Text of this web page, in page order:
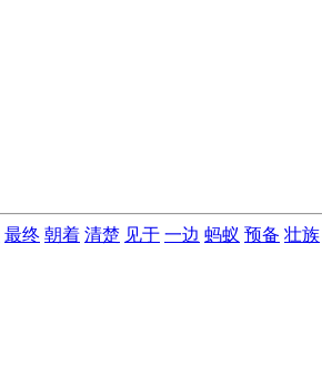
最终 朝着 清楚 见于 一边 蚂蚁 预备 壮族